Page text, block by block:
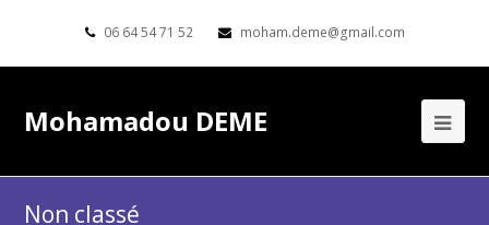
06 64 54 71 52 moham.deme@gmail.com
Mohamadou DEME
Non classé